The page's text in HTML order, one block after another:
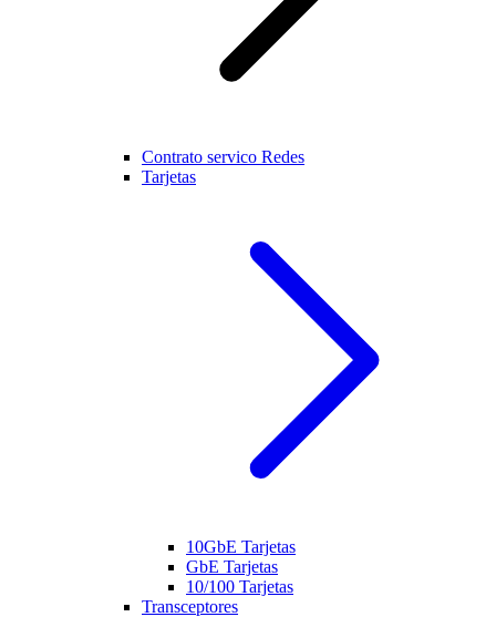
Contrato servico Redes
Tarjetas
10GbE Tarjetas
GbE Tarjetas
10/100 Tarjetas
Transceptores